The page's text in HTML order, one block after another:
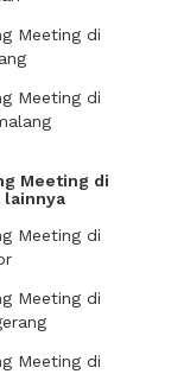
Meeting di
Meeting di
Meeting di
lainnya
Meeting di
Meeting di
Meeting di